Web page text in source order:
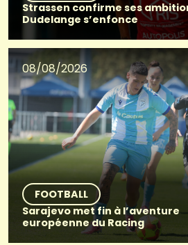
Strassen confirme ses
Dudelange s’enfonce
08/08/2026
FOOTBALL
Sarajevo met fin à l’aventure
européenne du Racing